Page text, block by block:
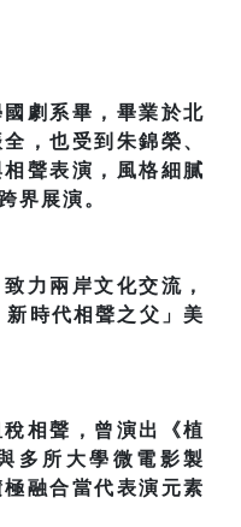
劇系畢，畢業於北
，也受到朱錦榮、
聲表演，風格細膩
界展演。
力兩岸文化交流，
時代相聲之父」美
相聲，曾演出《植
多所大學微電影製
融合當代表演元素